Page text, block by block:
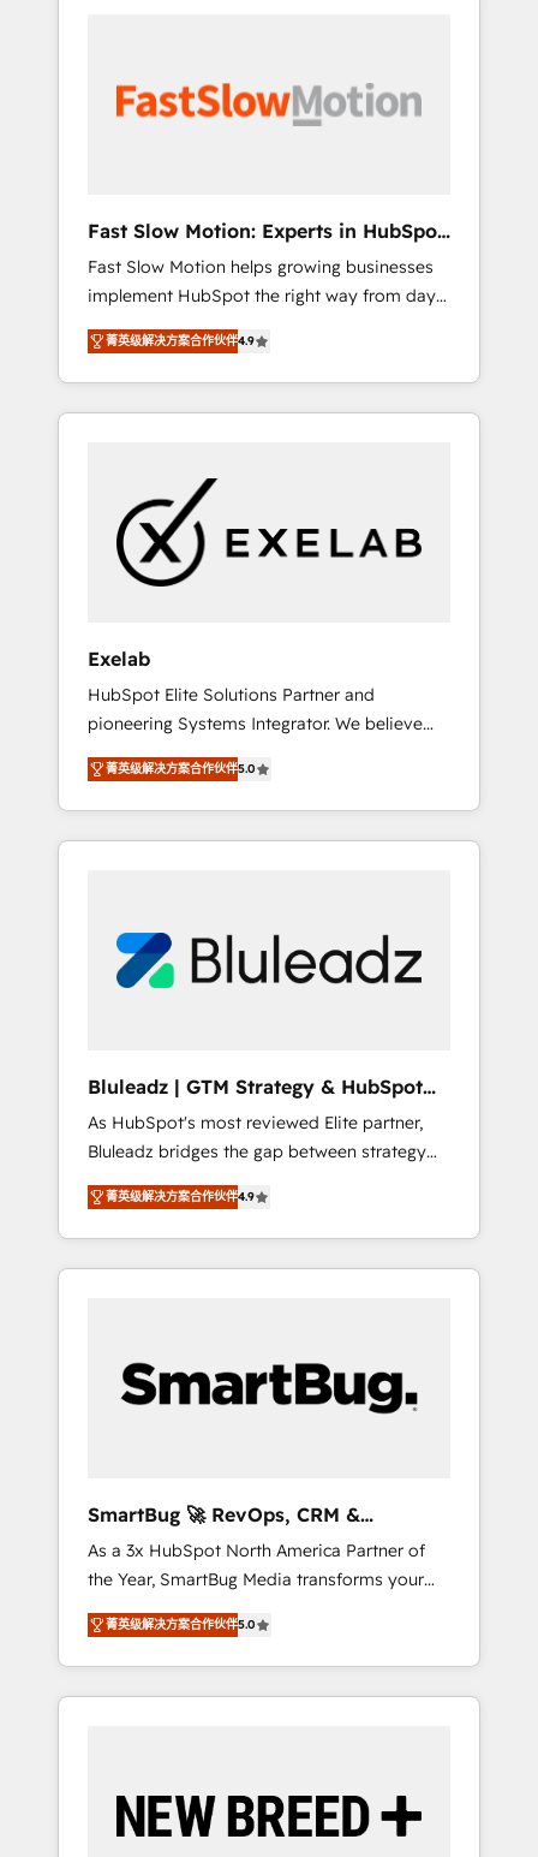
so it actually drives revenue, not just reports
reporting - Workflow automation and data
clean-up - Sales enablement and team
training - Ongoing optimisation and RevOps
support Based in Leeds and London, we
partner with SMEs across the UK who are
ready to turn HubSpot into the growth
engine it’s meant to be.
Fast Slow Motion: Experts in HubSpot
& Salesforce
Fast Slow Motion helps growing businesses
implement HubSpot the right way from day
one — with the flexibility to scale as
complexity increases. Highly certified in both
HubSpot and Salesforce, we bring deep
experience in CRM implementation,
growing mid-market and enterprise
organizations, our team combines strong
technical execution with real business
perspective. Many of our consultants have
operators need as their systems, data, and
processes evolve. Since 2014, we’ve
supported 1,400+ clients across a wide range
of industries, including healthcare, software,
B2B services, manufacturing, financial
services and more. Whether clients are new
to HubSpot or expanding into more
long-term value and a consistently strong
client experience.
菁英级解决方案合作伙伴4.9
Exelab
HubSpot Elite Solutions Partner and
pioneering Systems Integrator. We believe
technology should serve business strategy,
not the other way around. Every engagement
begins with clear objectives, customer
journey mapping, and measurable KPIs. Only
Connectors, workflows, and data
architectures that make HubSpot the
HubSpot beyond standard configurations. -
AI-FIRST- AI across customer-facing
operations to accelerate decisions,
streamline processes, and unlock efficiency
at scale. From predictive intelligence to
conversational AI, we turn data into action
and automation into competitive advantage.
菁英级解决方案合作伙伴5.0
Bluleadz | GTM Strategy & HubSpot
Implementation
As HubSpot's most reviewed Elite partner,
Bluleadz bridges the gap between strategy
and execution. We don't just "set up tools" —
we install the GTM Operating System (GTM
OS) to align your leadership and engineer a
portal that drives predictable revenue
and Story to stop "accelerating a mess." ⚙️
Elite Engineering & AI Scalable Architecture:
agents, and high-integrity migrations for total
reporting clarity. Security & Compliance: SOC
2 Type I and HIPAA attested for enterprise-
grade data security. 🏆 Why Bluleadz? GTM
OS Partner | 16+ Years Experience | 1,000+
Five-Star Reviews
菁英级解决方案合作伙伴4.9
SmartBug 🚀 RevOps, CRM &
Integration Experts
As a 3x HubSpot North America Partner of
the Year, SmartBug Media transforms your
customer lifecycle into a revenue engine. Our
unified ecosystem includes specialized
divisions Globalia (AI & Software) and Point
Success Media (Paid Media), making this the
by Globalia’s technical development team. -
19 HubSpot-certified trainers to drive
菁英级解决方案合作伙伴5.0